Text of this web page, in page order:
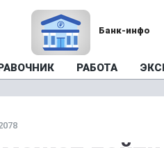
Банк-инфо
РАБОТА